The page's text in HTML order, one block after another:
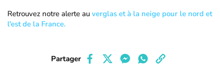
Retrouvez notre alerte au verglas et à la neige pour le nord et
l'est de la France.
Partager